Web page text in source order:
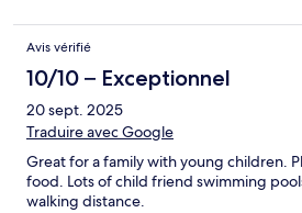
Avis vérifié
10/10 – Exceptionnel
20 sept. 2025
Traduire avec Google
Great for a family with young children.
food. Lots of child friend swimming
walking distance.